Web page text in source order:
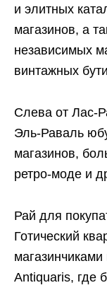
и элитных
магазинов, а
независимых
винтажных
Слева от Лас-
Эль-Раваль
магазинов,
ретро-моде и
Рай для
Готический
Antiquaris, где